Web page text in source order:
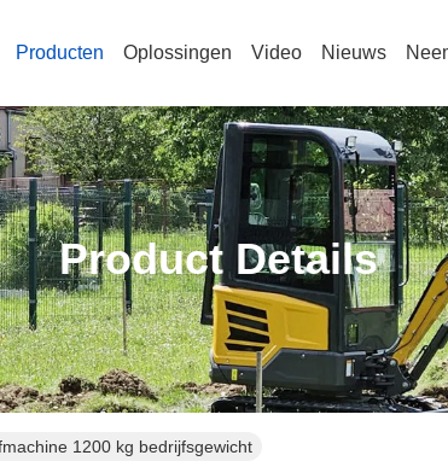
Producten Oplossingen Video Nieuws
Product Details
1200 kg bedrijfsgewicht